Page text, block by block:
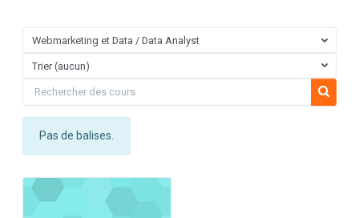
Webmarketing et Data / Data Analyst
Trier (aucun)
Rechercher des cours
Pas de balises.